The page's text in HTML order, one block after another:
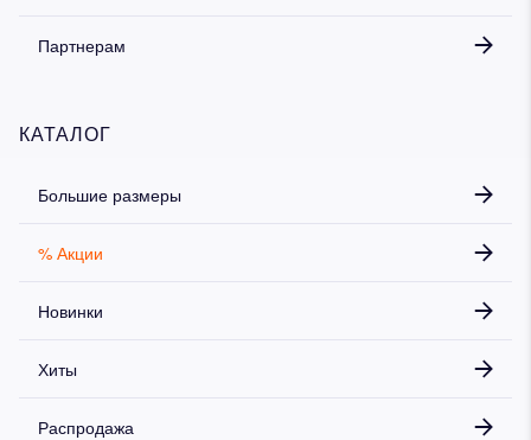
Партнерам
КАТАЛОГ
Большие размеры
% Акции
Новинки
Хиты
Распродажа